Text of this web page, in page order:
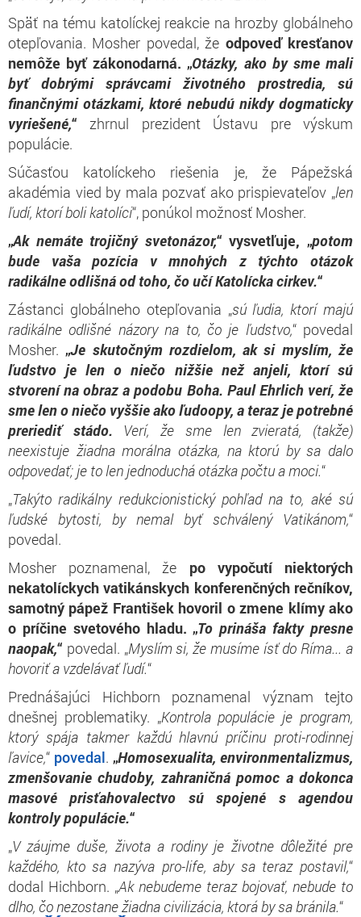
Späť na tému katolíckej reakcie na hrozby globálneho
otepľovania. Mosher povedal, že odpoveď kresťanov
nemôže byť zákonodarná. „Otázky, ako by sme mali
byť dobrými správcami životného prostredia, sú
finančnými otázkami, ktoré nebudú nikdy dogmaticky
vyriešené,“ zhrnul prezident Ústavu pre výskum
populácie.
Súčasťou katolíckeho riešenia je, že Pápežská
akadémia vied by mala pozvať ako prispievateľov „len
ľudí, ktorí boli katolíci“, ponúkol možnosť Mosher.
„Ak nemáte trojičný svetonázor,“ vysvetľuje, „potom
bude vaša pozícia v mnohých z týchto otázok
radikálne odlišná od toho, čo učí Katolícka cirkev.“
Zástanci globálneho otepľovania „sú ľudia, ktorí majú
radikálne odlišné názory na to, čo je ľudstvo,“ povedal
Mosher. „Je skutočným rozdielom, ak si myslím, že
ľudstvo je len o niečo nižšie než anjeli, ktorí sú
stvorení na obraz a podobu Boha. Paul Ehrlich verí, že
sme len o niečo vyššie ako ľudoopy, a teraz je potrebné
preriediť stádo. Verí, že sme len zvieratá, (takže)
neexistuje žiadna morálna otázka, na ktorú by sa dalo
odpovedať; je to len jednoduchá otázka počtu a moci.“
„Takýto radikálny redukcionistický pohľad na to, aké sú
ľudské bytosti, by nemal byť schválený Vatikánom,“
povedal.
Mosher poznamenal, že po vypočutí niektorých
nekatolíckych vatikánskych konferenčných rečníkov,
samotný pápež František hovoril o zmene klímy ako
o príčine svetového hladu. „To prináša fakty presne
naopak,“ povedal. „Myslím si, že musíme ísť do Ríma... a
hovoriť a vzdelávať ľudí.“
Prednášajúci Hichborn poznamenal význam tejto
dnešnej problematiky. „Kontrola populácie je program,
ktorý spája takmer každú hlavnú príčinu proti-rodinnej
ľavice,“ povedal. „Homosexualita, environmentalizmus,
zmenšovanie chudoby, zahraničná pomoc a dokonca
masové prisťahovalectvo sú spojené s agendou
kontroly populácie.“
„V záujme duše, života a rodiny je životne dôležité pre
každého, kto sa nazýva pro-life, aby sa teraz postavil,“
dodal Hichborn. „Ak nebudeme teraz bojovať, nebude to
dlho, čo nezostane žiadna civilizácia, ktorá by sa bránila.“